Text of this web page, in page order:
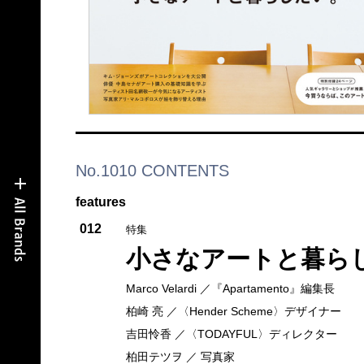
No.1010 CONTENTS
features
012
特集
小さなアートと暮ら
Marco Velardi ／『Apartamento』編集長
柏崎 亮 ／〈Hender Scheme〉デザイナー
吉田怜香 ／〈TODAYFUL〉ディレクター
柏田テツヲ ／ 写真家